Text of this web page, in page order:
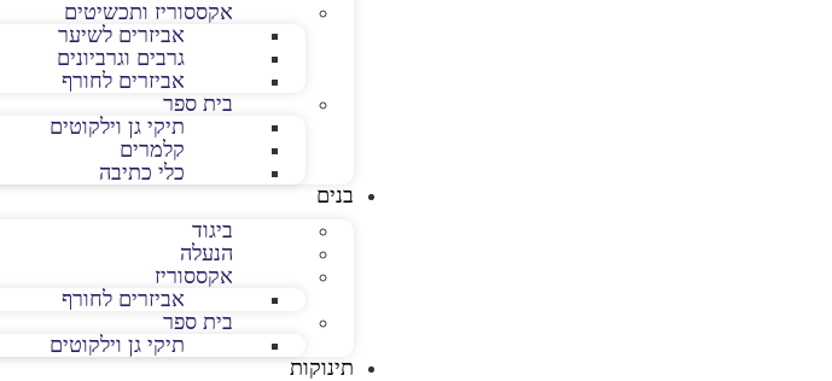
אקססוריז ותכשיטים
אביזרים לשיער
גרבים וגרביונים
אביזרים לחורף
בית ספר
תיקי גן וילקוטים
קלמרים
כלי כתיבה
בנים
ביגוד
הנעלה
אקססוריז
אביזרים לחורף
בית ספר
תיקי גן וילקוטים
תינוקות